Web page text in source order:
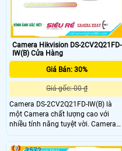
Camera Hikvision DS-2CV2Q21FD-
IW(B) Cửa Hàng
Giá Bán: 30%
Giá gốc: 00 ₫
Camera DS-2CV2Q21FD-IW(B) là
một Camera chất lượng cao với
nhiều tính năng tuyệt vời. Camera
được trang bị hồng ngoại Smart IR,
giúp quan sát trong nhà được tốt